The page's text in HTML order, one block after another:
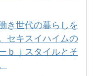
き世代の暮らしを
セキスイハイムの
ｂｊスタイルとそ